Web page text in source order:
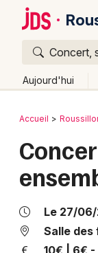
Concert,
Aujourd'hui
Publier
Grands
Activité &
Bordeaux
Colmar
Lyon
Retour
Accueil
Le 27/
Salle des
10€ | 6€
Quoi ?
Où ?
Partout
Près
Quand ?
Aujourd'hui